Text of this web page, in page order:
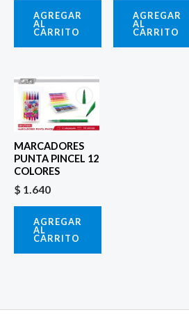
AGREGAR
AL
CARRITO
AGREGAR
AL
CARRITO
MARCADORES
PUNTA PINCEL 12
COLORES
$ 1.640
AGREGAR
AL
CARRITO